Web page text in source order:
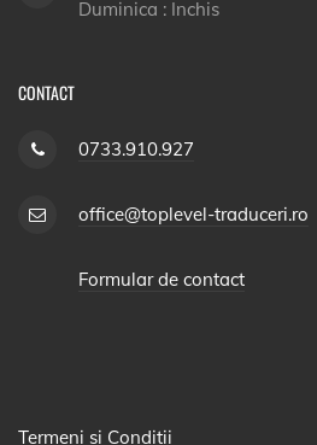
Duminica : Inchis
CONTACT
0733.910.927
office@toplevel-traduceri.ro
Formular de contact
Termeni si Conditii